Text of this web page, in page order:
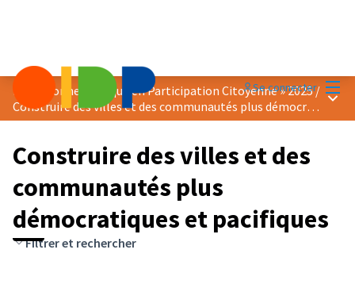
Se connecter
Prix « Bonne Pratique en Participation Citoyenne » 2025 /
Construire des villes et des communautés plus démocratiques et pacifiques
Construire des villes et des
communautés plus
démocratiques et pacifiques
Filtrer et rechercher